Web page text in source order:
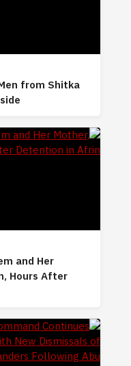
from Shitka
and Her
Hours After